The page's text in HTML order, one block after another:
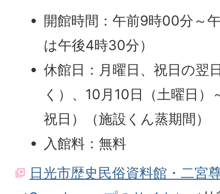
開館時間：午前9時00分～
は午後4時30分）
休館日：月曜日、祝日の翌
く）、10月10日（土曜日）
祝日）（施設くん蒸期間）
入館料：無料
日光市歴史民俗資料館・二宮